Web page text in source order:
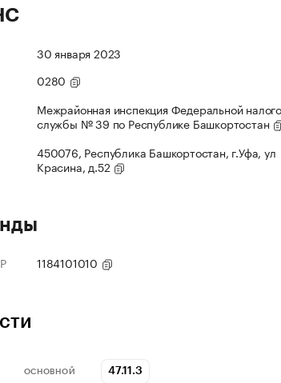
30 января 2023
0280
Межрайонная инспекция Федеральной
службы № 39 по Республике Башкортостан
450076, Республика Башкортостан, г.Уфа, ул
Красина, д.52
1184101010
ОСНОВНОЙ 47.11.3